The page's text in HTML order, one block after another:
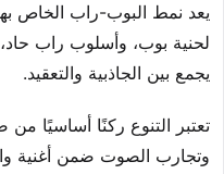
يعد نمط البوب-راب الخاص
يجمع بين الجاذبية والتعقيد.
تعتبر التنوع ركنًا أساسيًا من
وتجارب الصوت ضمن أغنية